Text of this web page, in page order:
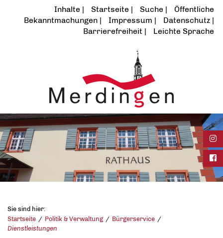
Inhalte Startseite Suche
Öffentliche
Bekanntmachungen
Impressum
Datenschutz
Barrierefreiheit
Leichte Sprache
Sie sind hier:
Startseite
Politik & Verwaltung
Bürgerservice
Dienstleistungen